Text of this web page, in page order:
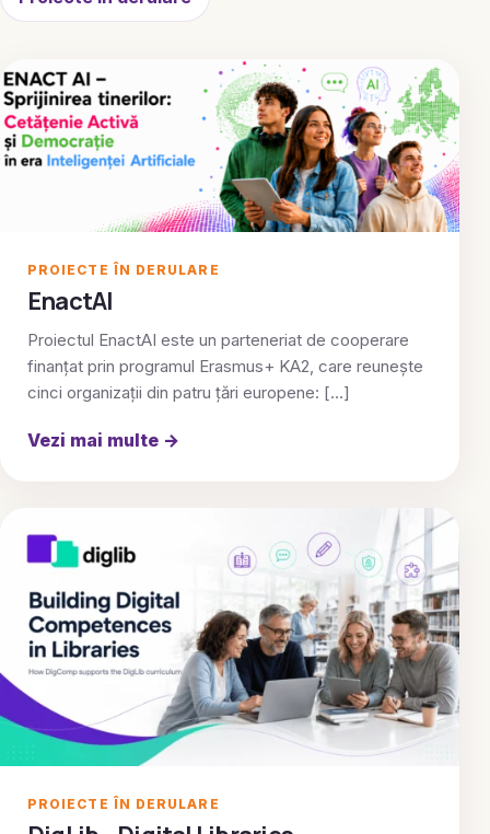
PROIECTE ÎN DERULARE
EnactAI
Proiectul EnactAI este un parteneriat de cooperare
finanțat prin programul Erasmus+ KA2, care reunește
cinci organizații din patru țări europene: […]
Vezi mai multe →
PROIECTE ÎN DERULARE